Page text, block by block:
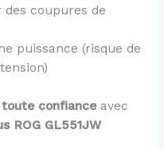
coupures de
puissance (risque de
confianceavec
ROG GL551JW